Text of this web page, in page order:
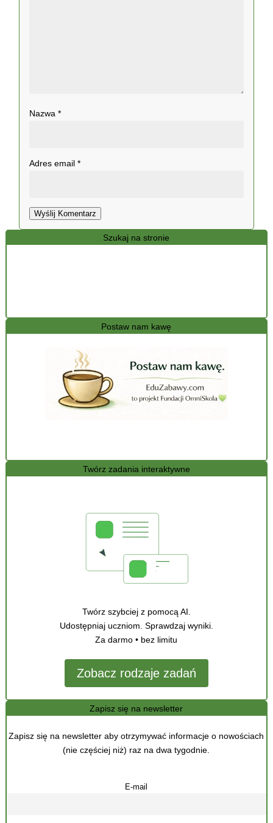
Szukaj na stronie
Postaw nam kawę
Twórz zadania interaktywne
Twórz szybciej z pomocą AI.
Udostępniaj uczniom. Sprawdzaj wyniki.
Za darmo • bez limitu
Zobacz rodzaje zadań
Zapisz się na newsletter
Zapisz się na newsletter aby otrzymywać informacje o nowościach
(nie częściej niż) raz na dwa tygodnie.
E-mail
Nazwa*
Adres email*
Wyślij Komentarz